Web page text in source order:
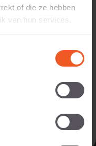
of die ze hebben
van hun services.
anzeigen zu können,